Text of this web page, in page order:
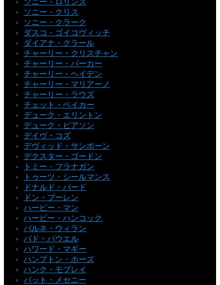
ソニー・クリス
ソニー・クラーク
ダスコ・ゴイコヴィッチ
ダイアナ・クラール
チャーリー・クリスチャン
チャーリー・パーカー
チャーリー・ヘイデン
チャーリー・マリアーノ
チャーリー・ラウズ
チェット・ベイカー
デューク・エリントン
デューク・ピアソン
デイヴ・コズ
デヴィッド・サンボーン
デクスター・ゴードン
トミー・フラナガン
トゥーツ・シールマンス
ドナルド・バード
ドン・プーレン
ハービー・マン
ハービー・ハンコック
バルネ・ウィラン
バド・パウエル
ハワード・マギー
ハンプトン・ホーズ
ハンク・モブレイ
パット・メセニー